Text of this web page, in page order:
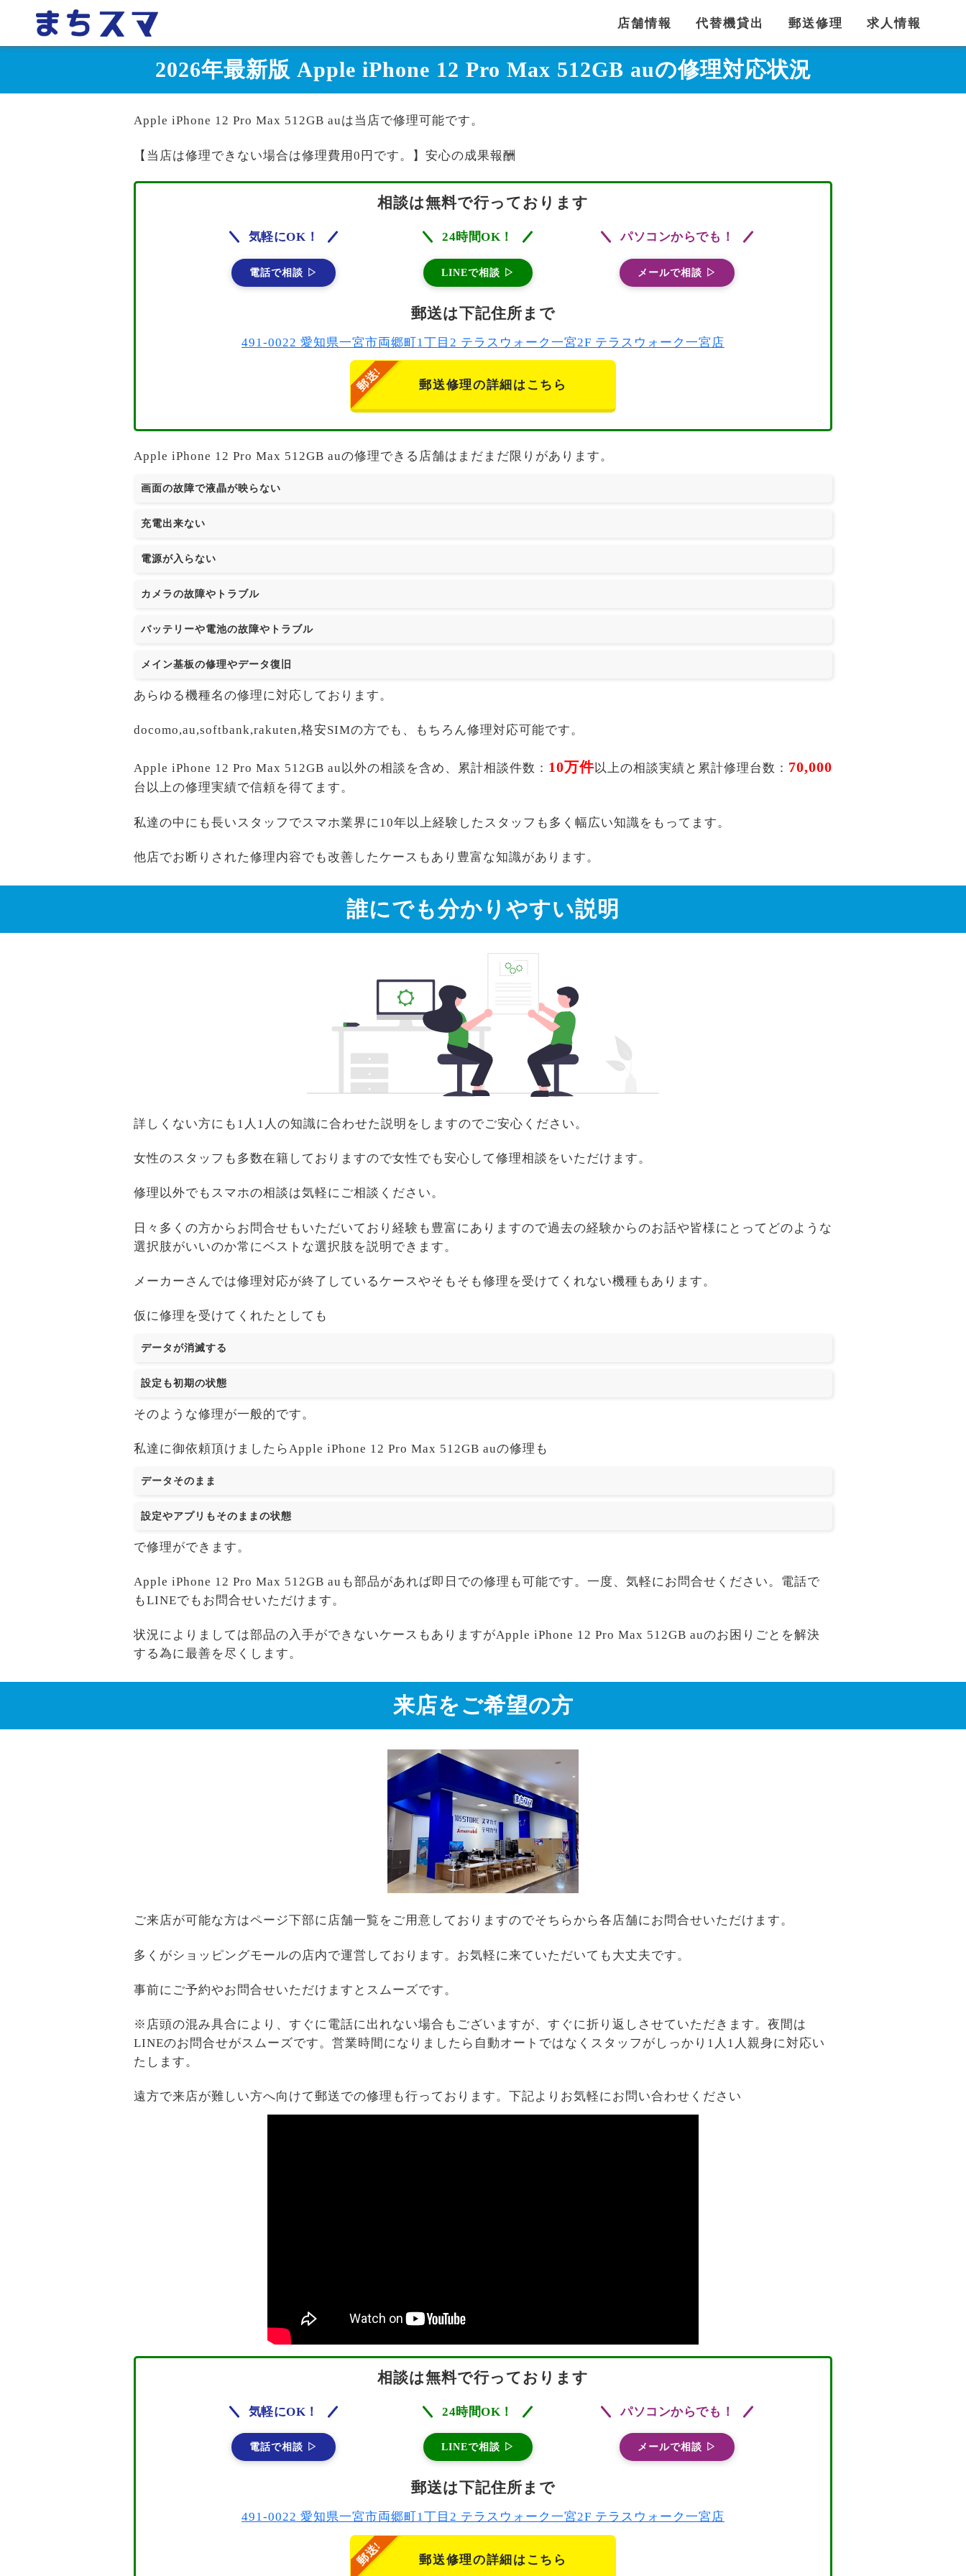
店舗情報 代替機貸出 郵送修理 求人情報
2026年最新版 Apple iPhone 12 Pro Max 512GB auの修理対応状況
Apple iPhone 12 Pro Max 512GB auは当店で修理可能です。
【当店は修理できない場合は修理費用0円です。】安心の成果報酬
相談は無料で行っております
気軽にOK！
電話で相談 ▷
24時間OK！
LINEで相談 ▷
パソコンからでも！
メールで相談 ▷
郵送は下記住所まで
491-0022 愛知県一宮市両郷町1丁目2 テラスウォーク一宮2F テラスウォーク一宮店
郵送修理の詳細はこちら
Apple iPhone 12 Pro Max 512GB auの修理できる店舗はまだまだ限りがあります。
画面の故障で液晶が映らない
充電出来ない
電源が入らない
カメラの故障やトラブル
バッテリーや電池の故障やトラブル
メイン基板の修理やデータ復旧
あらゆる機種名の修理に対応しております。
docomo,au,softbank,rakuten,格安SIMの方でも、もちろん修理対応可能です。
Apple iPhone 12 Pro Max 512GB au以外の相談を含め、累計相談件数： 10万件以上の相談実績と累計修理台数： 70,000
台以上の修理実績で信頼を得てます。
私達の中にも長いスタッフでスマホ業界に10年以上経験したスタッフも多く幅広い知識をもってます。
他店でお断りされた修理内容でも改善したケースもあり豊富な知識があります。
誰にでも分かりやすい説明
詳しくない方にも1人1人の知識に合わせた説明をしますのでご安心ください。
女性のスタッフも多数在籍しておりますので女性でも安心して修理相談をいただけます。
修理以外でもスマホの相談は気軽にご相談ください。
日々多くの方からお問合せもいただいており経験も豊富にありますので過去の経験からのお話や皆様にとってどのような
選択肢がいいのか常にベストな選択肢を説明できます。
メーカーさんでは修理対応が終了しているケースやそもそも修理を受けてくれない機種もあります。
仮に修理を受けてくれたとしても
データが消滅する
設定も初期の状態
そのような修理が一般的です。
私達に御依頼頂けましたらApple iPhone 12 Pro Max 512GB auの修理も
データそのまま
設定やアプリもそのままの状態
で修理ができます。
Apple iPhone 12 Pro Max 512GB auも部品があれば即日での修理も可能です。一度、気軽にお問合せください。電話で
もLINEでもお問合せいただけます。
状況によりましては部品の入手ができないケースもありますがApple iPhone 12 Pro Max 512GB auのお困りごとを解決
する為に最善を尽くします。
来店をご希望の方
ご来店が可能な方はページ下部に店舗一覧をご用意しておりますのでそちらから各店舗にお問合せいただけます。
多くがショッピングモールの店内で運営しております。お気軽に来ていただいても大丈夫です。
事前にご予約やお問合せいただけますとスムーズです。
※店頭の混み具合により、すぐに電話に出れない場合もございますが、すぐに折り返しさせていただきます。夜間は
LINEのお問合せがスムーズです。営業時間になりましたら自動オートではなくスタッフがしっかり1人1人親身に対応い
たします。
遠方で来店が難しい方へ向けて郵送での修理も行っております。下記よりお気軽にお問い合わせください
相談は無料で行っております
気軽にOK！
電話で相談 ▷
24時間OK！
LINEで相談 ▷
パソコンからでも！
メールで相談 ▷
郵送は下記住所まで
491-0022 愛知県一宮市両郷町1丁目2 テラスウォーク一宮2F テラスウォーク一宮店
郵送修理の詳細はこちら